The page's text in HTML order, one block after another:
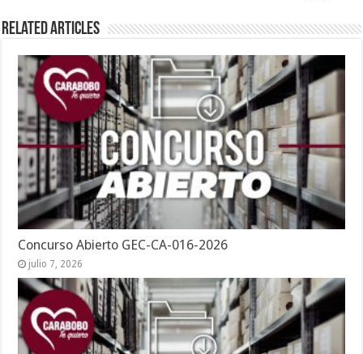
Related Articles
Concurso Abierto GEC-CA-016-2026
julio 7, 2026